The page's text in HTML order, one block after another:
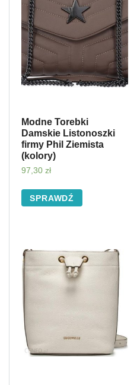
Modne Torebki
Damskie Listonoszki
firmy Phil Ziemista
(kolory)
97,30 zł
SPRAWDŹ